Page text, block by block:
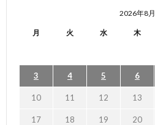
2026年8月
月 火 水 木
3 4 5 6
10 11 12 13
17 18 19 20